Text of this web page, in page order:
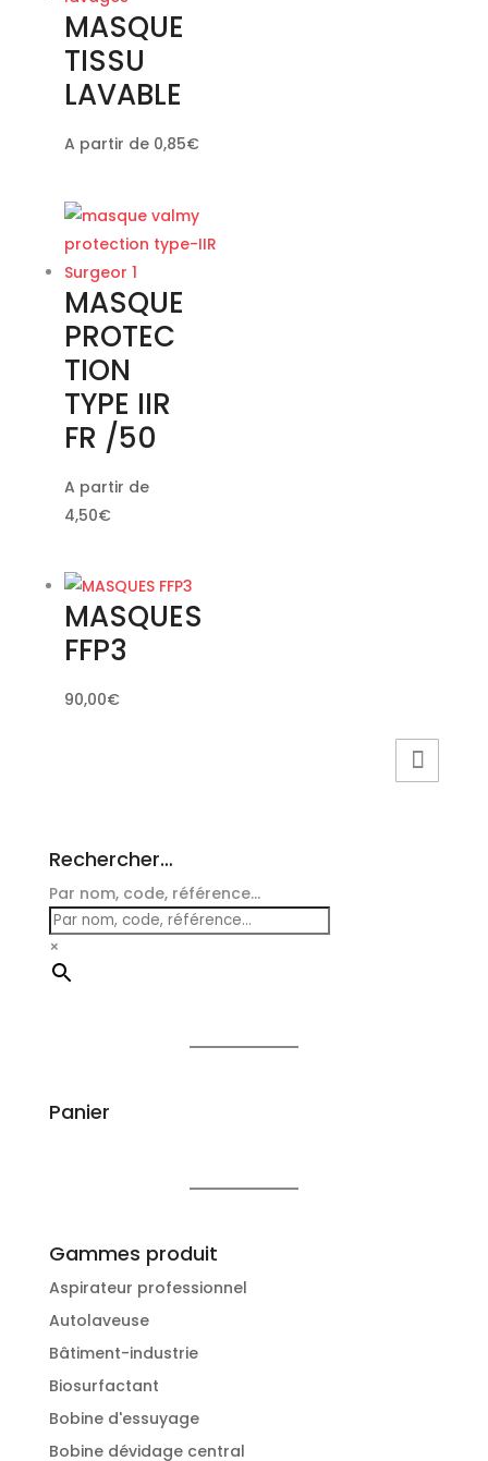
MASQUE
TISSU
LAVABLE
A partir de 0,85€
MASQUE
PROTEC
TION
TYPE IIR
FR /50
A partir de
4,50€
MASQUES
FFP3
90,00€
Rechercher…
Par nom, code, référence...
×
Panier
Gammes produit
Aspirateur professionnel
Autolaveuse
Bâtiment-industrie
Biosurfactant
Bobine d'essuyage
Bobine dévidage central